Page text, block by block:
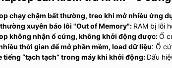
chạy chậm bất thường, treo khi mở nhiều ứng
xuyên báo lỗi "Out of Memory": RAM bị lỗi
không nhận ổ cứng, không khởi động được:Ổ
thời gian để mở phần mềm, load dữ liệu: Ổ
tiếng “tạch tạch” trong máy khi khởi động: Dấu